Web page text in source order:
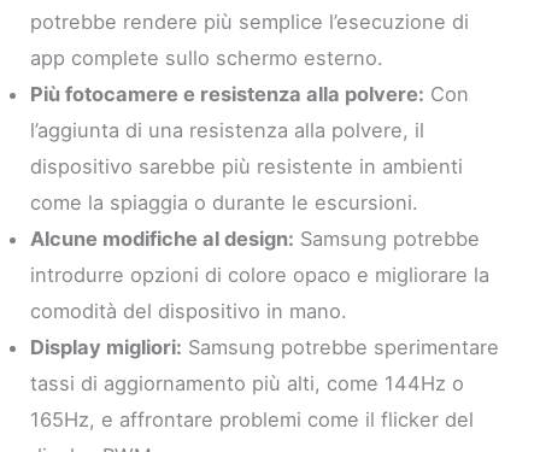
potrebbe rendere più semplice l’esecuzione di
app complete sullo schermo esterno.
Più fotocamere e resistenza alla polvere: Con
l’aggiunta di una resistenza alla polvere, il
dispositivo sarebbe più resistente in ambienti
come la spiaggia o durante le escursioni.
Alcune modifiche al design: Samsung potrebbe
introdurre opzioni di colore opaco e migliorare la
comodità del dispositivo in mano.
Display migliori: Samsung potrebbe sperimentare
tassi di aggiornamento più alti, come 144Hz o
165Hz, e affrontare problemi come il flicker del